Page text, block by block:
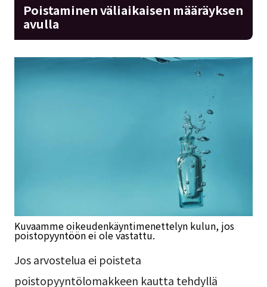
Poistaminen väliaikaisen määräyksen
avulla
Kuvaamme oikeudenkäyntimenettelyn kulun, jos
poistopyyntöön ei ole vastattu.
Jos arvostelua ei poisteta
poistopyyntölomakkeen kautta tehdyllä